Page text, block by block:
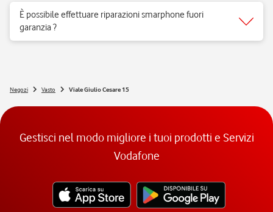
È possibile effettuare riparazioni smarphone fuori
garanzia ?
Negozi Vasto Viale Giulio Cesare 15
Gestisci nel modo migliore i tuoi prodotti e Servizi
Vodafone